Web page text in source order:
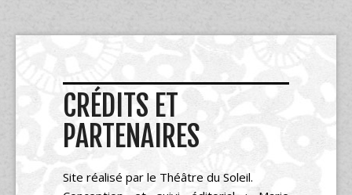
CRÉDITS ET
PARTENAIRES
Site réalisé par le Théâtre du Soleil.